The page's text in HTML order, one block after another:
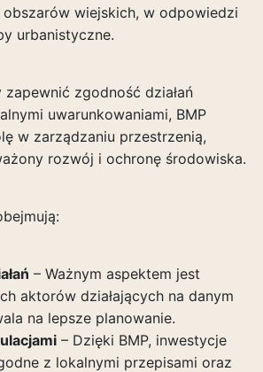
wiejskich, w odpowiedzi
urbanistyczne.
zgodność działań
uwarunkowaniami, BMP
w zarządzaniu przestrzenią,
rozwój i ochronę środowiska.
– Ważnym aspektem jest
aktorów działających na danym
na lepsze planowanie.
– Dzięki BMP, inwestycje
z lokalnymi przepisami oraz